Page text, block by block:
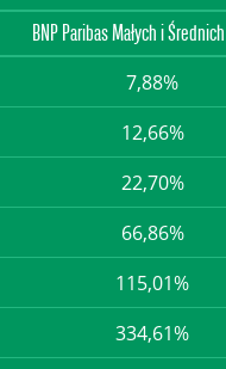
BNP Paribas Małych i
7,88%
12,66%
22,70%
66,86%
115,01%
334,61%